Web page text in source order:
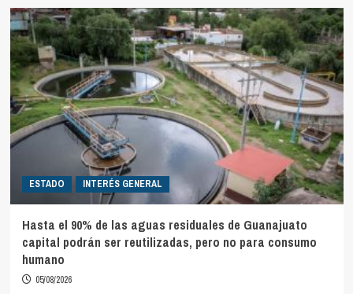
ESTADO INTERÉS GENERAL
Hasta el 90% de las aguas residuales de Guanajuato
capital podrán ser reutilizadas, pero no para consumo
humano
05/08/2026